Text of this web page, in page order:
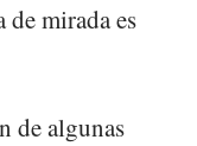
de mirada es
de algunas